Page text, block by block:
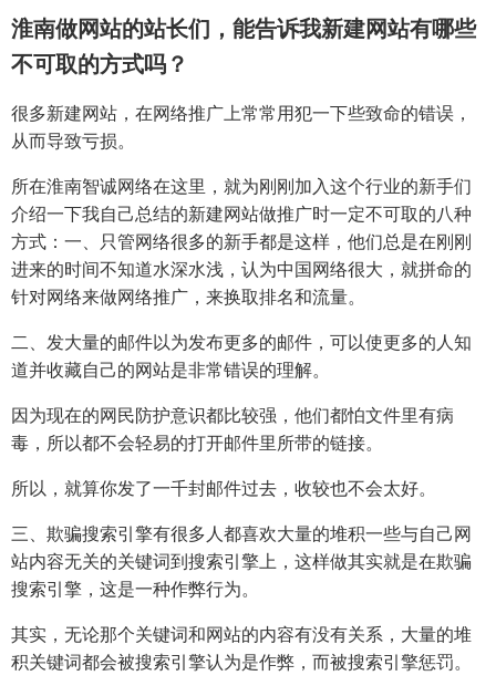
淮南做网站的站长们，能告诉我新建网站有哪些
不可取的方式吗？
很多新建网站，在网络推广上常常用犯一下些致命的错误，
从而导致亏损。
所在淮南智诚网络在这里，就为刚刚加入这个行业的新手们
介绍一下我自己总结的新建网站做推广时一定不可取的八种
方式：一、只管网络很多的新手都是这样，他们总是在刚刚
进来的时间不知道水深水浅，认为中国网络很大，就拼命的
针对网络来做网络推广，来换取排名和流量。
二、发大量的邮件以为发布更多的邮件，可以使更多的人知
道并收藏自己的网站是非常错误的理解。
因为现在的网民防护意识都比较强，他们都怕文件里有病
毒，所以都不会轻易的打开邮件里所带的链接。
所以，就算你发了一千封邮件过去，收较也不会太好。
三、欺骗搜索引擎有很多人都喜欢大量的堆积一些与自己网
站内容无关的关键词到搜索引擎上，这样做其实就是在欺骗
搜索引擎，这是一种作弊行为。
其实，无论那个关键词和网站的内容有没有关系，大量的堆
积关键词都会被搜索引擎认为是作弊，而被搜索引擎惩罚。